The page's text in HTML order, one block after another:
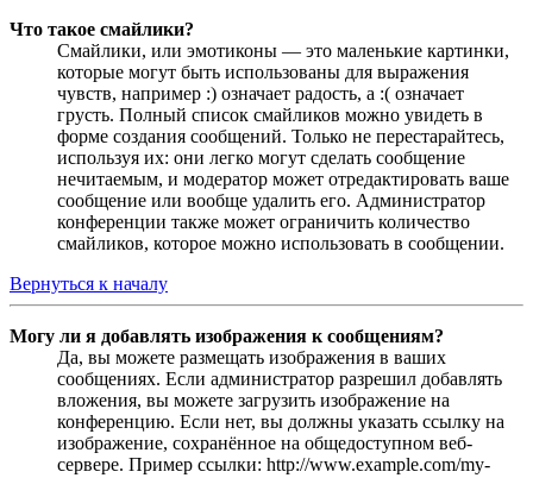
Что такое смайлики?
Смайлики, или эмотиконы — это маленькие картинки,
которые могут быть использованы для выражения
чувств, например :) означает радость, а :( означает
грусть. Полный список смайликов можно увидеть в
форме создания сообщений. Только не перестарайтесь,
используя их: они легко могут сделать сообщение
нечитаемым, и модератор может отредактировать ваше
сообщение или вообще удалить его. Администратор
конференции также может ограничить количество
смайликов, которое можно использовать в сообщении.
Вернуться к началу
Могу ли я добавлять изображения к сообщениям?
Да, вы можете размещать изображения в ваших
сообщениях. Если администратор разрешил добавлять
вложения, вы можете загрузить изображение на
конференцию. Если нет, вы должны указать ссылку на
изображение, сохранённое на общедоступном веб-
сервере. Пример ссылки: http://www.example.com/my-